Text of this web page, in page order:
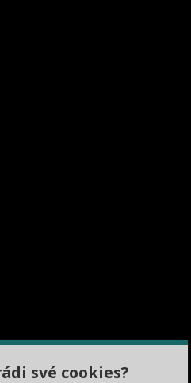
své cookies?